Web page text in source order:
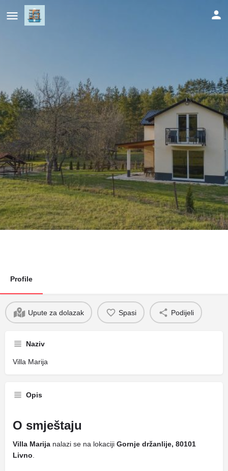
Villa Marija
Profile
Upute za dolazak Spasi Podijeli
Naziv
Villa Marija
Opis
O smještaju
Villa Marija nalazi se na lokaciji Gornje držanlije, 80101
Livno